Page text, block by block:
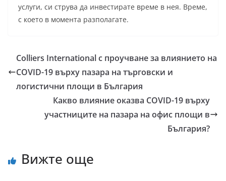
услуги, си струва да инвестирате време в нея. Време,
с което в момента разполагате.
Colliers International с проучване за влиянието на
COVID-19 върху пазара на търговски и
логистични площи в България
Какво влияние оказва COVID-19 върху
участниците на пазара на офис площи в
България?
Вижте още